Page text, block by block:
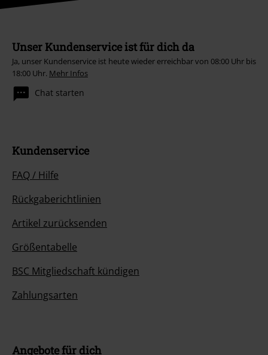
Unser Kundenservice ist für dich da
Ja, unser Kundenservice ist heute wieder erreichbar von 08:00 Uhr bis
18:00 Uhr. Mehr Infos
Chat starten
Kundenservice
FAQ / Hilfe
Rückgaberichtlinien
Artikel zurücksenden
Größentabelle
BSC Mitgliedschaft kündigen
Zahlungsarten
Angebote für dich